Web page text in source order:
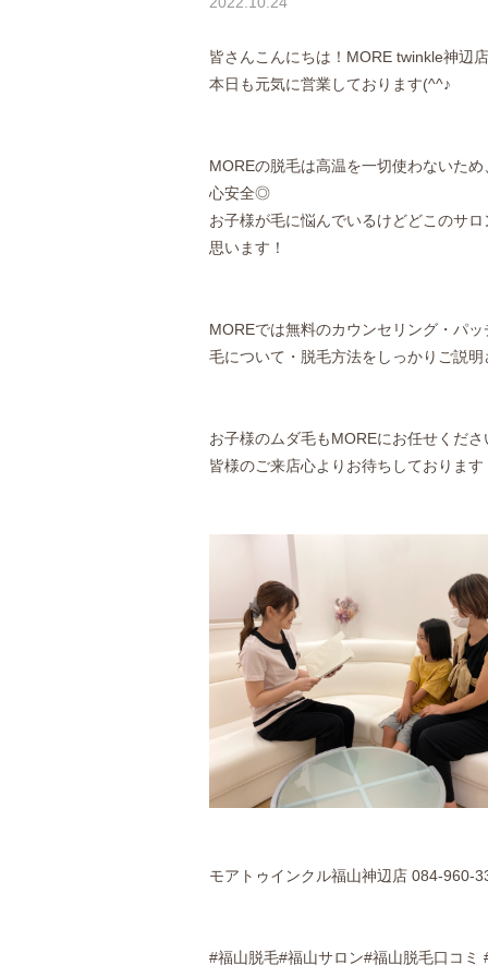
皆さんこんにちは！MORE twinkle神辺
本日も元気に営業しております(^^♪
MOREの脱毛は高温を一切使わないた
心安全◎
お子様が毛に悩んでいるけどどこのサ
思います！
MOREでは無料のカウンセリング・パ
毛について・脱毛方法をしっかりご説
お子様のムダ毛もMOREにお任せくだ
皆様のご来店心よりお待ちしております
モアトゥインクル福山神辺店 084-960-
#福山脱毛#福山サロン#福山脱毛口コ